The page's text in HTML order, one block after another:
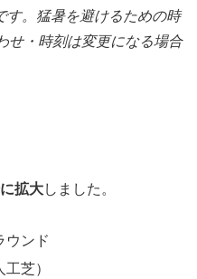
す。猛暑を避けるための時
せ・時刻は変更になる場合
拡大しました。
ウンド
芝）